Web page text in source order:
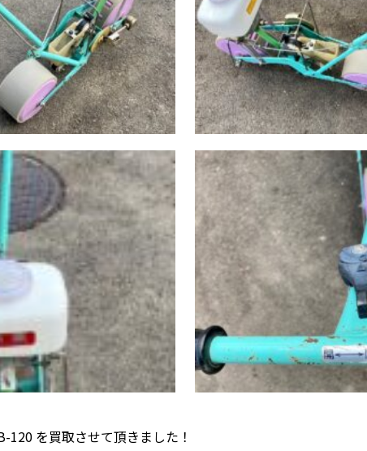
120 を買取させて頂きました！